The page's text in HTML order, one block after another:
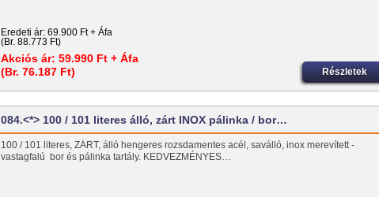
Eredeti ár: 69.900 Ft + Áfa
(Br. 88.773 Ft)
Akciós ár: 59.990 Ft + Áfa
(Br. 76.187 Ft)
Részletek
084.<*> 100 / 101 literes álló, zárt INOX pálinka / bor…
100 / 101 literes, ZÁRT, álló hengeres rozsdamentes acél, saválló, inox merevített -
vastagfalú bor és pálinka tartály. KEDVEZMÉNYES…